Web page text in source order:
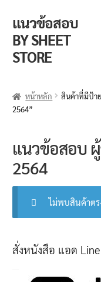
Skip
to
navigation
Skip
to
content
แนวข้อสอบ
BY SHEET
STORE
ตะกร้าสินค้า
วิธีการสั่งซื้อ
แจ้งชำระเงิน
รีวิวจากลูกค้า
หน้าหลัก
สินค้าที่มีป้า
2564”
แนวข้อสอบ
2564
ไม่พบสินค้าต
สั่งหนังสือ แอด Line